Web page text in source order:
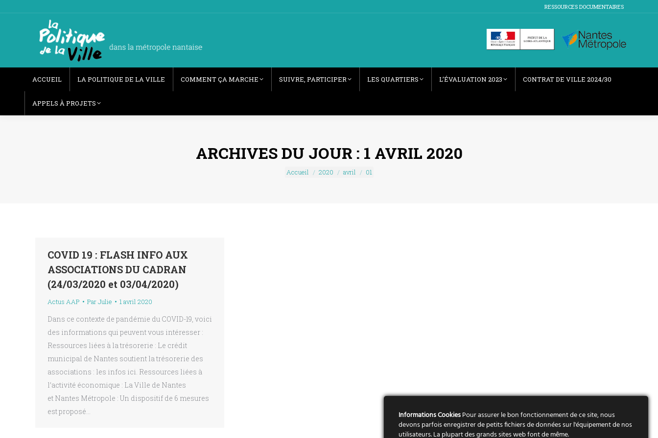
RESSOURCES DOCUMENTAIRES
ACCUEIL LA POLITIQUE DE LA VILLE COMMENT ÇA MARCHE SUIVRE, PARTICIPER LES QUARTIERS L’ÉVALUATION 2023 CONTRAT DE VILLE 2024/30
APPELS À PROJETS
ARCHIVES DU JOUR : 1 AVRIL 2020
Vous êtes ici :
Accueil 2020 avril 01
COVID 19 : FLASH INFO AUX
ASSOCIATIONS DU CADRAN
(24/03/2020 et 03/04/2020)
Actus AAP ParJulie 1 avril 2020
Dans ce contexte de pandémie du COVID-19, voici
des informations qui peuvent vous intéresser :
Ressources liées à la trésorerie : Le crédit
municipal de Nantes soutient la trésorerie des
associations : les infos ici. Ressources liées à
l’activité économique : La Ville de Nantes
et Nantes Métropole : Un dispositif de 6 mesures
est proposé…
Informations CookiesPour assurer le bon fonctionnement de ce site, nous
devons parfois enregistrer de petits fichiers de données sur l'équipement de nos
utilisateurs. La plupart des grands sites web font de même.